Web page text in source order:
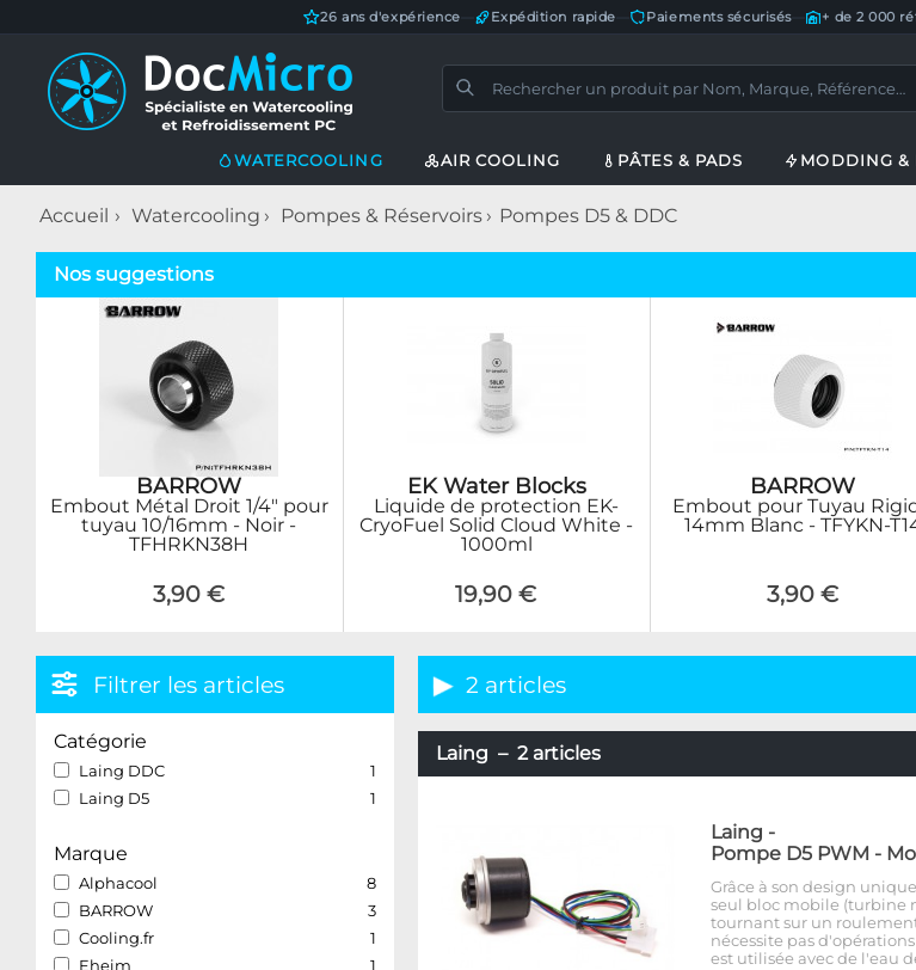
26 ans d'expérience Expédition rapide Paiements sécurisés— + de 2 000
WATERCOOLING AIR COOLING PÂTES & PADS MODDING &
Accueil Watercooling Pompes & Réservoirs Pompes D5 & DDC
Nos suggestions
BARROW
Embout Métal Droit 1/4" pour
tuyau 10/16mm - Noir -
TFHRKN38H
3,90 €
EK Water Blocks
Liquide de protection EK-
CryoFuel Solid Cloud White -
1000ml
19,90 €
BARROW
Embout pour Tuyau
14mm Blanc - TFYKN-
3,90 €
Filtrer les articles
Catégorie
Laing DDC
1
Laing D5
1
Marque
Alphacool
8
BARROW
3
Cooling.fr
1
Eheim
1
2 articles
Laing – 2 articles
Laing -
Pompe D5 PWM -
Grâce à son design
seul bloc mobile (turbine
tournant sur un
nécessite pas
est utilisée avec de l'eau